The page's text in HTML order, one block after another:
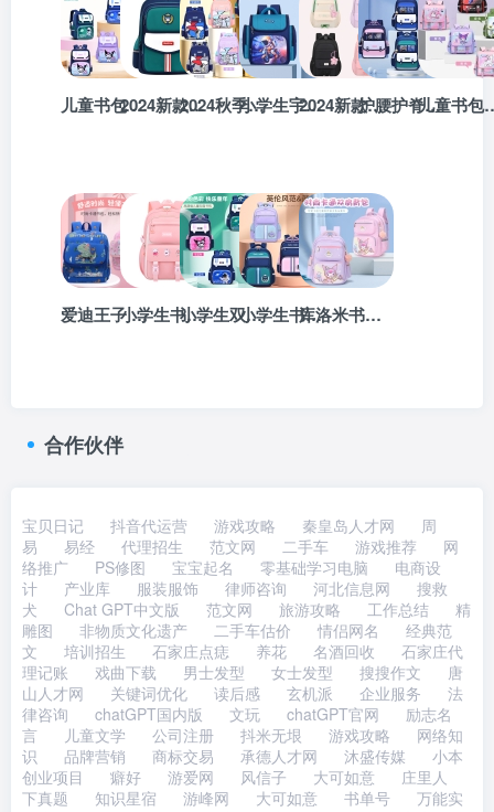
儿童书包 小学生书包 库洛米书包 2024新款小学生书包儿童书包一二三到六年级护脊减负男女孩书包 2024秋季新款双肩背包书包均码拉链宝蓝粉宝蓝绿宝蓝灰尼龙布 小学生宇航员书包3种规格3色可选 2024新款女生书包小学生大容量儿童护脊女孩一到六年级轻便男童 护腰护脊小学生书包-4色可选 儿童书包护脊减负男生小
爱迪王子 6685-超轻便美乐蒂儿童书包女孩小学生一二年级双肩包男生书包6色可选 小学生书包女生书包一三到六年级防水减负超轻大容量背包2024新款 小学生双肩书包-四色可选 小学生书包一二三四五六年级超减负大容量男女生书包儿童双肩包 库洛米书包小学生书包1-6年级女生书包男生书包儿童护脊减负书包
合作伙伴
宝贝日记 抖音代运营 游戏攻略 秦皇岛人才网
周
易
易经 代理招生 范文网 二手车 游戏推荐
网
络推广
PS修图 宝宝起名 零基础学习电脑
电商设
计
产业库 服装服饰 律师咨询 河北信息网
搜救
犬
Chat GPT中文版 范文网 旅游攻略 工作总结
精
雕图
非物质文化遗产 二手车估价 情侣网名
经典范
文
培训招生 石家庄点痣 养花 名酒回收
石家庄代
理记账
戏曲下载 男士发型 女士发型 搜搜作文
唐
山人才网
关键词优化 读后感 玄机派 企业服务
法
律咨询
chatGPT国内版 文玩 chatGPT官网
励志名
言
儿童文学 公司注册 抖米无垠 游戏攻略
网络知
识
品牌营销 商标交易 承德人才网 沐盛传媒
小本
创业项目
癖好 游爱网 风信子 大可如意
庄里人
下真题
知识星宿 游峰网 大可如意 书单号
万能实